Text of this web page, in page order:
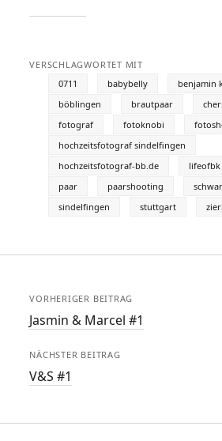
VERSCHLAGWORTET MIT
0711
babybelly
benjamin
böblingen
brautpaar
fotograf
fotoknobi
hochzeitsfotograf sindelfingen
hochzeitsfotograf-bb.de
lifeofbk
paar
paarshooting
sindelfingen
stuttgart
VORHERIGER BEITRAG
Jasmin & Marcel #1
NÄCHSTER BEITRAG
V&S #1